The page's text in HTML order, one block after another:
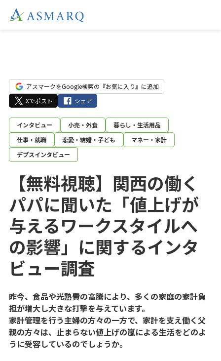
アスマークをGoogle検索の『お気に入り』に追加
Xでポスト
シェア
インタビュー 小売・外食
暮らし・生活用品
仕事・就職
恋愛・結婚・子ども
マネー・家計
デプスインタビュー
【無料視聴】関西の働く
パパに聞いた「値上げが
与えるワークスタイルへ
の影響」に関するインタ
ビュー調査
昨今、食品や光熱費の高騰により、多くの家庭の家計負
担が増大し大きな打撃を与えています。
家計管理を行う主婦の方々の一方で、家計を支え働く父
親の方々は、止まらない値上げの嵐による生活をどのよ
うに受容しているのでしょうか。